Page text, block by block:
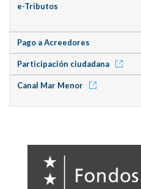
e-Tributos
Pago a Acreedores
Participación ciudadana
Canal Mar Menor